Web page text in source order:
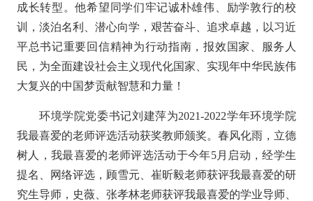
成长转型。他希望同学们牢记诚朴雄伟、励学敦行的校
训，淡泊名利、潜心向学，艰苦奋斗、追求卓越，以习近
平总书记重要回信精神为行动指南，报效国家、服务人
民，为全面建设社会主义现代化国家、实现年中华民族伟
大复兴的中国梦贡献智慧和力量！
环境学院党委书记刘建萍为2021-2022学年环境学院
我最喜爱的老师评选活动获奖教师颁奖。春风化雨，立德
树人，我最喜爱的老师评选活动于今年5月启动，经学生
提名、网络评选，顾雪元、崔昕毅老师获评我最喜爱的研
究生导师，史薇、张孝林老师获评我最喜爱的学业导师、